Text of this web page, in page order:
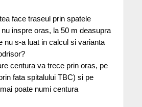
face traseul prin spatele
inspre oras, la 50 m deasupra
nu s-a luat in calcul si varianta
centura va trece prin oras, pe
fata spitalului TBC) si pe
poate numi centura